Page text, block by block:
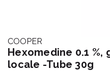
COOPER
Hexomedine 0.1
locale -Tube 30g